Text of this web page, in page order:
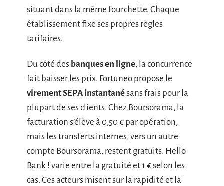
situant dans la même fourchette. Chaque
établissement fixe ses propres règles
tarifaires.
Du côté des banques en ligne, la concurrence
fait baisser les prix. Fortuneo propose le
virement SEPA instantanésans frais pour la
plupart de ses clients. Chez Boursorama, la
facturation s’élève à 0,50 € par opération,
mais les transferts internes, vers un autre
compte Boursorama, restent gratuits. Hello
Bank ! varie entre la gratuité et 1 € selon les
cas. Ces acteurs misent sur la rapidité et la